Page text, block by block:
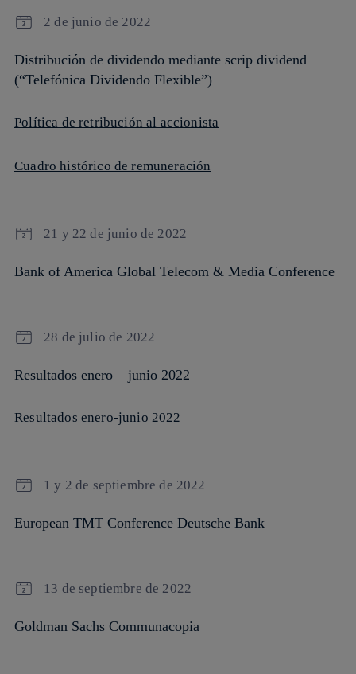
2 de junio de 2022
Distribución de dividendo mediante scrip dividend
(“Telefónica Dividendo Flexible”)
Política de retribución al accionista
Cuadro histórico de remuneración
21 y 22 de junio de 2022
Bank of America Global Telecom & Media Conference
28 de julio de 2022
Resultados enero – junio 2022
Resultados enero-junio 2022
1 y 2 de septiembre de 2022
European TMT Conference Deutsche Bank
13 de septiembre de 2022
Goldman Sachs Communacopia